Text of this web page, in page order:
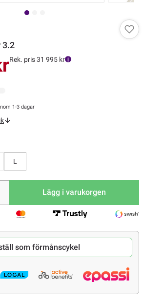
3.2
Rek. pris 31 995 kr
1-3 dagar
L
Lägg i varukorgen
som förmånscykel